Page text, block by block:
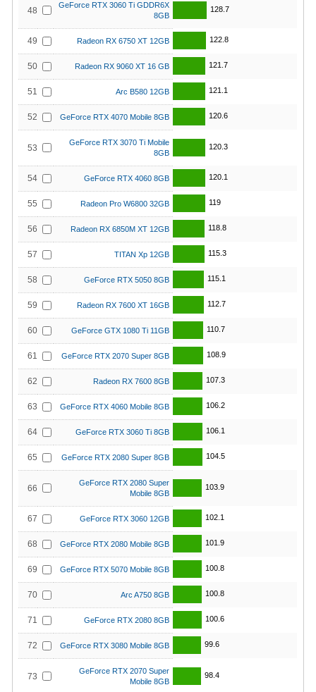
48
GeForce RTX 3060 Ti GDDR6X
8GB
128.7
49 Radeon RX 6750 XT 12GB 122.8
50 Radeon RX 9060 XT 16 GB 121.7
51 Arc B580 12GB 121.1
52 GeForce RTX 4070 Mobile 8GB 120.6
53
GeForce RTX 3070 Ti Mobile
8GB
120.3
54 GeForce RTX 4060 8GB 120.1
55 Radeon Pro W6800 32GB 119
56 Radeon RX 6850M XT 12GB 118.8
57 TITAN Xp 12GB 115.3
58 GeForce RTX 5050 8GB 115.1
59 Radeon RX 7600 XT 16GB 112.7
60 GeForce GTX 1080 Ti 11GB 110.7
61 GeForce RTX 2070 Super 8GB 108.9
62 Radeon RX 7600 8GB 107.3
63 GeForce RTX 4060 Mobile 8GB 106.2
64 GeForce RTX 3060 Ti 8GB 106.1
65 GeForce RTX 2080 Super 8GB 104.5
66
GeForce RTX 2080 Super
Mobile 8GB
103.9
67 GeForce RTX 3060 12GB 102.1
68 GeForce RTX 2080 Mobile 8GB 101.9
69 GeForce RTX 5070 Mobile 8GB 100.8
70 Arc A750 8GB 100.8
71 GeForce RTX 2080 8GB 100.6
72 GeForce RTX 3080 Mobile 8GB 99.6
73
GeForce RTX 2070 Super
Mobile 8GB
98.4